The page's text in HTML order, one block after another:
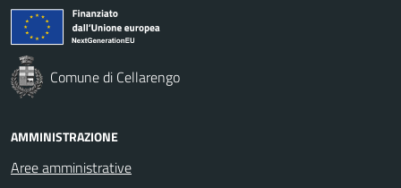
Comune di Cellarengo
AMMINISTRAZIONE
Aree amministrative